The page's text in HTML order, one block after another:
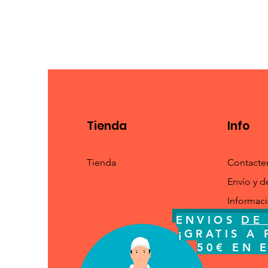
Tienda
Tienda
Info
Envío y
ENVIOSDE
ENVIOS DE
¡GRATIS A
50€ EN